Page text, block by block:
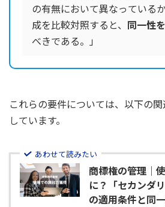
の有無において異なっている
成を比較対照すると、 同一性
べきである。」
これらの要件については、以下の
しています。
あわせて読みたい
商標権の管理｜
に？「セカンダ
の適用条件と同